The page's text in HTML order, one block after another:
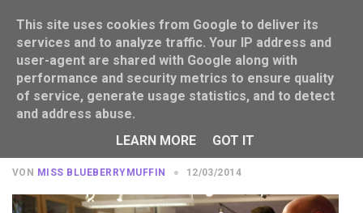
Miss B. unterwegs: Kerrygold
Kulinarik-Gipfel 2014 in Berlin
VON MISS BLUEBERRYMUFFIN 12/03/2014
This site uses cookies from Google to deliver its
services and to analyze traffic. Your IP address and
user-agent are shared with Google along with
performance and security metrics to ensure quality
of service, generate usage statistics, and to detect
and address abuse.
LEARN MORE
GOT IT